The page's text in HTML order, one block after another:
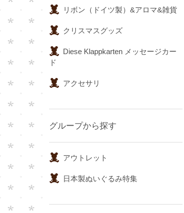
リボン（ドイツ製）&アロマ&雑貨
クリスマスグッズ
Diese Klappkarten メッセージカー
ド
アクセサリ
グループから探す
アウトレット
日本製ぬいぐるみ特集